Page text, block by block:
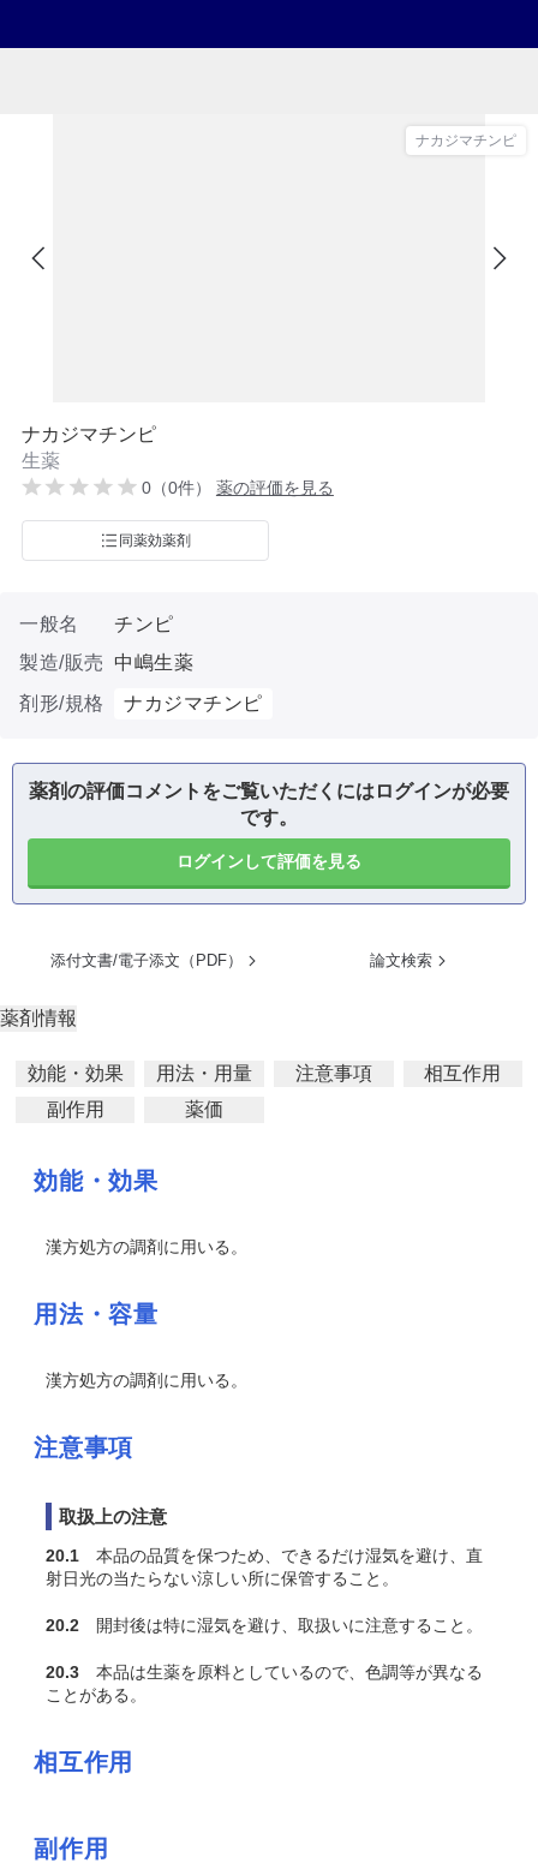
ナカジマチンピ
ナカジマチンピ
生薬
0（0件） 薬の評価を見る
同薬効薬剤
一般名
チンピ
製造/販売
中嶋生薬
剤形/規格
ナカジマチンピ
薬剤の評価コメントをご覧いただくにはログインが必要
です。
ログインして評価を見る
添付文書/電子添文（PDF） 論文検索
薬剤情報
効能・効果 用法・用量 注意事項
相互作用
副作用
薬価
効能・効果
漢方処方の調剤に用いる。
用法・容量
漢方処方の調剤に用いる。
注意事項
取扱上の注意
20.1 本品の品質を保つため、できるだけ湿気を避け、直
射日光の当たらない涼しい所に保管すること。
20.2 開封後は特に湿気を避け、取扱いに注意すること。
20.3 本品は生薬を原料としているので、色調等が異なる
ことがある。
相互作用
副作用